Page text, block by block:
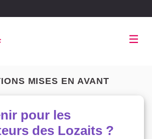
MISES EN AVANT
pour les
des Lozaits ?